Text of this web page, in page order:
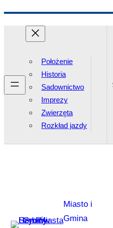
Położenie
Historia
Sadownictwo
Imprezy
Zwierzęta
Rozkład jazdy
Miasto i
Gmina